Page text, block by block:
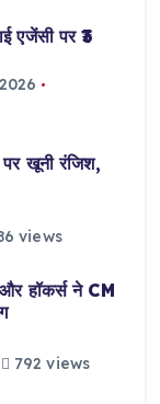
पर ₹3
खूनी रंजिश,
views
हॉकर्स ने CM
792 views